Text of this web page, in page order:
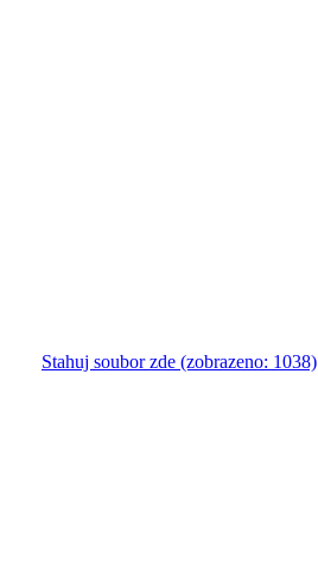
Stahuj soubor zde (zobrazeno: 1038)